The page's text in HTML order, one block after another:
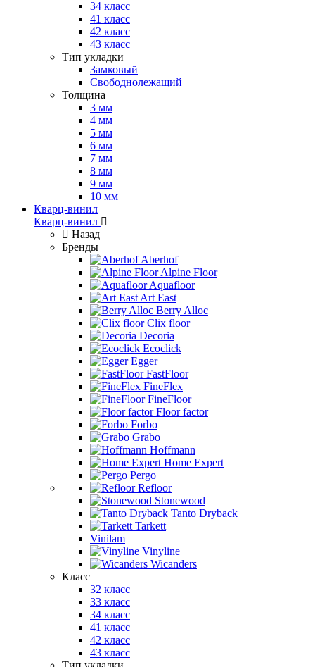
34 класс
41 класс
42 класс
43 класс
Тип укладки
Замковый
Свободнолежащий
Толщина
3 мм
4 мм
5 мм
6 мм
7 мм
8 мм
9 мм
10 мм
Кварц-винил
Кварц-винил
Назад
Бренды
Aberhof
Alpine Floor
Aquafloor
Art East
Berry Alloc
Clix floor
Decoria
Ecoclick
Egger
FastFloor
FineFlex
FineFloor
Floor factor
Forbo
Grabo
Hoffmann
Home Expert
Pergo
Refloor
Stonewood
Tanto Dryback
Tarkett
Vinilam
Vinyline
Wicanders
Класс
32 класс
33 класс
34 класс
41 класс
42 класс
43 класс